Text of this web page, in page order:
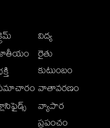
విద్య
రైతు
కుటుంబం
వాతావరణం
వ్యాపార
ప్రపంచం